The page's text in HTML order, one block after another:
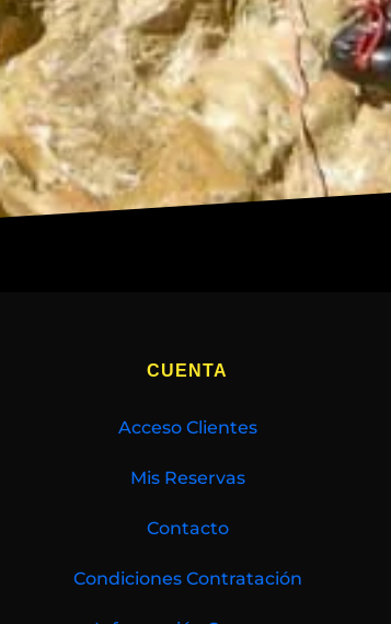
CUENTA
Acceso Clientes
Mis Reservas
Contacto
Condiciones Contratación